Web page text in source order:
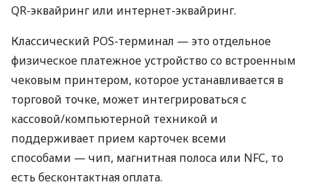
QR-эквайринг или интернет-эквайринг.
Классический POS-терминал — это отдельное
физическое платежное устройство со встроенным
чековым принтером, которое устанавливается в
торговой точке, может интегрироваться с
кассовой/компьютерной техникой и
поддерживает прием карточек всеми
способами — чип, магнитная полоса или NFC, то
есть бесконтактная оплата.